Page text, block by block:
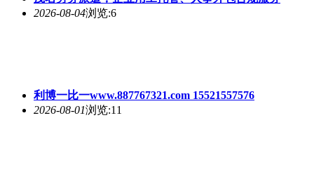
2026-08-04浏览:6
利博一比一www.887767321.com 15521557576
2026-08-01浏览:11